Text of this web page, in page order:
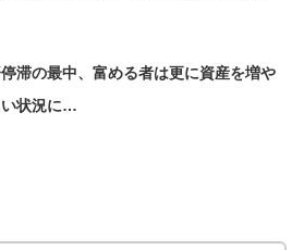
滞の最中、富める者は更に資産を増や
い状況に…